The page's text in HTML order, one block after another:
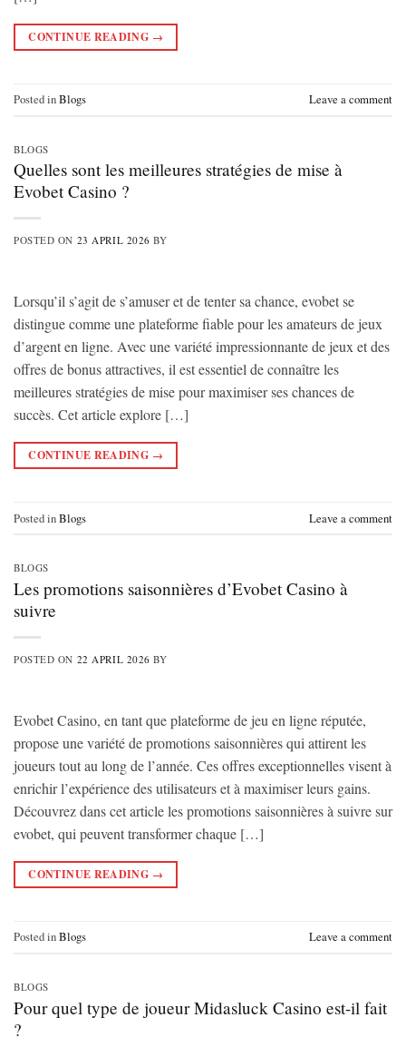
CONTINUE READING →
Posted inBlogs Leave a comment
BLOGS
Quelles sont les meilleures stratégies de mise à
Evobet Casino ?
POSTED ON 23 APRIL 2026 BY
Lorsqu’il s’agit de s’amuser et de tenter sa chance, evobet se
distingue comme une plateforme fiable pour les amateurs de jeux
d’argent en ligne. Avec une variété impressionnante de jeux et des
offres de bonus attractives, il est essentiel de connaître les
meilleures stratégies de mise pour maximiser ses chances de
succès. Cet article explore […]
CONTINUE READING →
Posted inBlogs Leave a comment
BLOGS
Les promotions saisonnières d’Evobet Casino à
suivre
POSTED ON 22 APRIL 2026 BY
Evobet Casino, en tant que plateforme de jeu en ligne réputée,
propose une variété de promotions saisonnières qui attirent les
joueurs tout au long de l’année. Ces offres exceptionnelles visent à
enrichir l’expérience des utilisateurs et à maximiser leurs gains.
Découvrez dans cet article les promotions saisonnières à suivre sur
evobet, qui peuvent transformer chaque […]
CONTINUE READING →
Posted inBlogs Leave a comment
BLOGS
Pour quel type de joueur Midasluck Casino est-il fait
?